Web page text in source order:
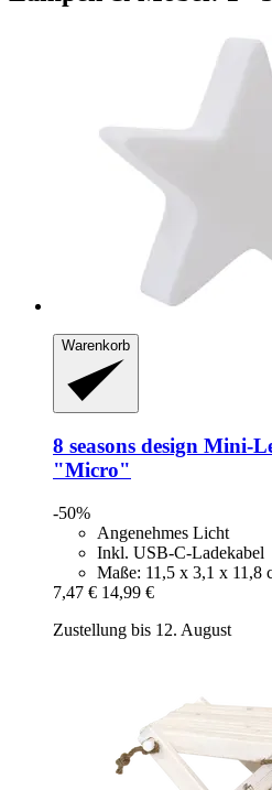
Warenkorb
8 seasons design Mini-​
"Micro"
-50%
Angenehmes Licht
Inkl. USB-C-Ladekabel
Maße: 11,5 x 3,1 x 11,8
7,47 € 14,99 €
Zustellung bis 12. August